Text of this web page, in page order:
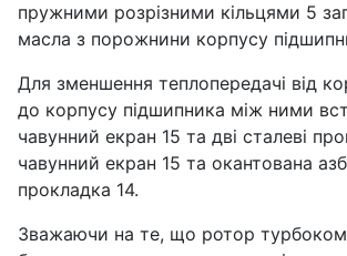
пружними розрізними кільцями 5
масла з порожнини корпусу
Для зменшення теплопередачі від
до корпусу підшипника між ними
чавунний екран 15 та дві сталеві
чавунний екран 15 та окантована
прокладка 14.
Зважаючи на те, що ротор